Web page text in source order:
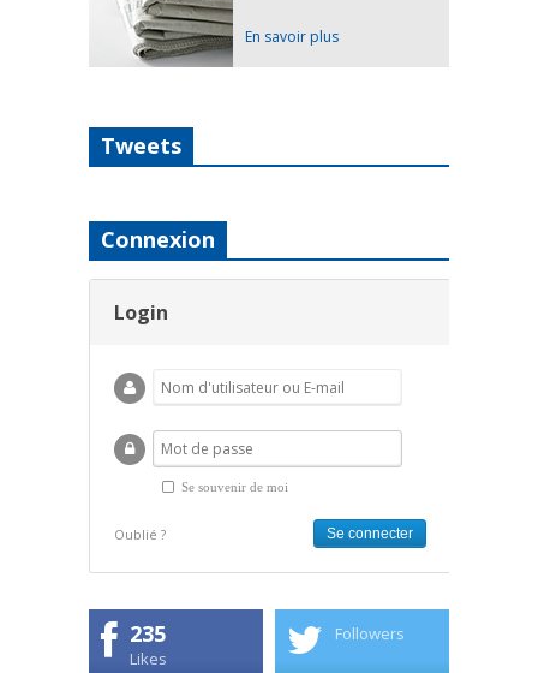
En savoir plus
Tweets
Connexion
Login
Se souvenir de moi
Oublié ?
235
Likes
Followers